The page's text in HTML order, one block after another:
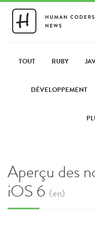
TOUT RUBY
DÉVELOPPEMENT
Aperçu des
iOS 6 (en)